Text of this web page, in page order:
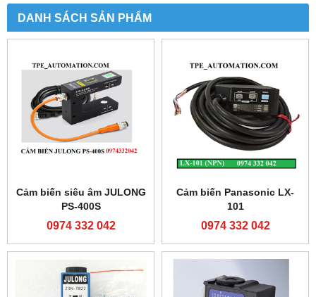
DANH SÁCH SẢN PHẨM
Cảm biến siêu âm JULONG
PS-400S
0974 332 042
Cảm biến Panasonic LX-
101
0974 332 042